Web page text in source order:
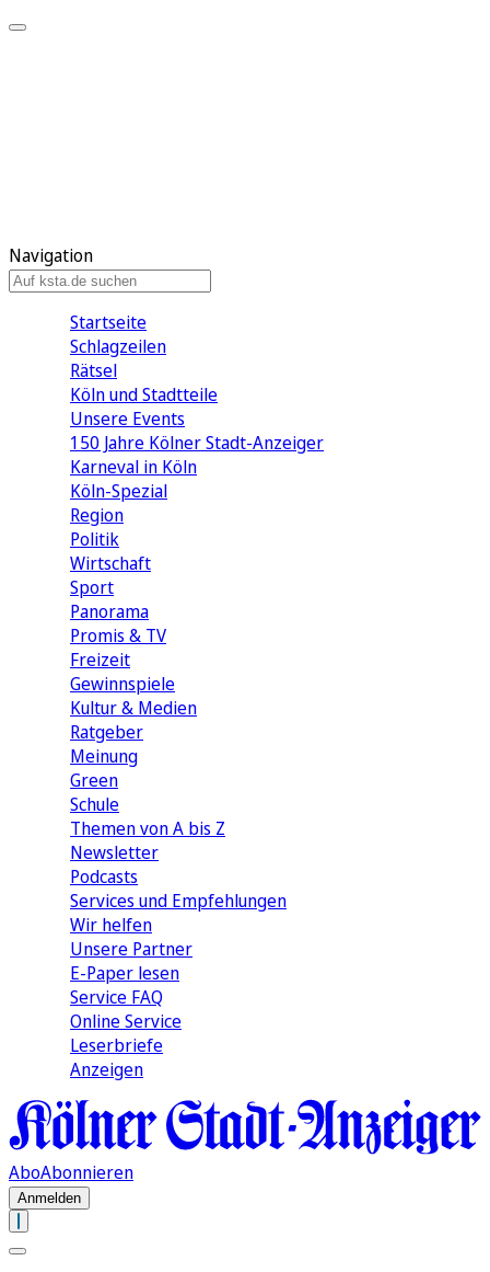
Navigation
Startseite
Schlagzeilen
Rätsel
Köln und Stadtteile
Unsere Events
150 Jahre Kölner Stadt-Anzeiger
Karneval in Köln
Köln-Spezial
Region
Politik
Wirtschaft
Sport
Panorama
Promis & TV
Freizeit
Gewinnspiele
Kultur & Medien
Ratgeber
Meinung
Green
Schule
Themen von A bis Z
Newsletter
Podcasts
Services und Empfehlungen
Wir helfen
Unsere Partner
E-Paper lesen
Service FAQ
Online Service
Leserbriefe
Anzeigen
AboAbonnieren
Anmelden